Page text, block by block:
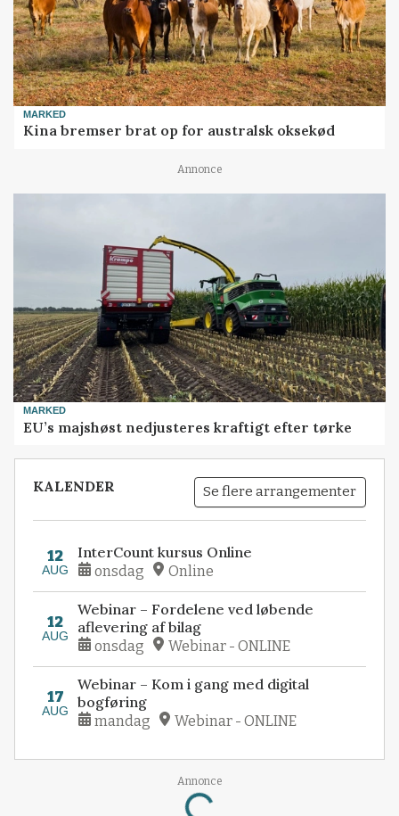
MARKED
Kina bremser brat op for australsk oksekød
Annonce
MARKED
EU’s majshøst nedjusteres kraftigt efter tørke
KALENDER Se flere arrangementer
12
AUG
InterCount kursus Online
onsdag Online
12
AUG
Webinar – Fordelene ved løbende
aflevering af bilag
onsdag Webinar - ONLINE
17
AUG
Webinar – Kom i gang med digital
bogføring
mandag Webinar - ONLINE
Annonce
Loading...